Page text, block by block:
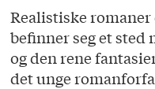
Realistiske
befinner seg et
og den rene
det unge